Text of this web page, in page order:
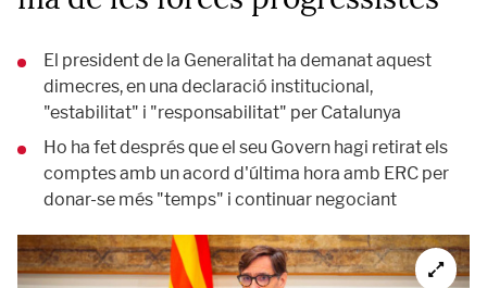
El president de la Generalitat ha demanat aquest
dimecres, en una declaració institucional,
"estabilitat" i "responsabilitat" per Catalunya
Ho ha fet després que el seu Govern hagi retirat els
comptes amb un acord d'última hora amb ERC per
donar-se més "temps" i continuar negociant